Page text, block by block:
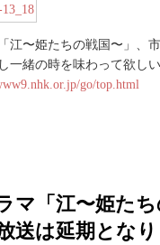
江〜姫たちの戦国〜」、
一緒の時を味わって欲し
go/top.html
マ「江〜姫た
送は延期とな